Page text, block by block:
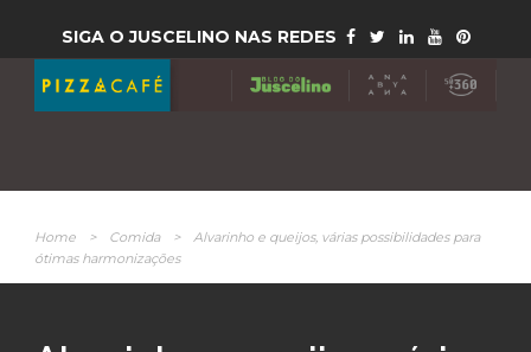
SIGA O JUSCELINO NAS REDES
Home > Comida >
Alvarinho e queijos, várias possibilidades para
ótimas harmonizações